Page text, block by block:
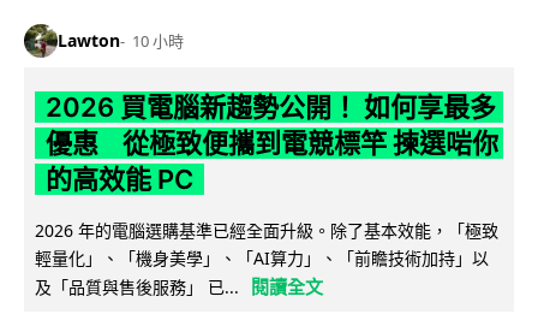
Lawton 10 小時
2026 買電腦新趨勢公開！ 如何享最多
優惠 從極致便攜到電競標竿 揀選啱你
的高效能 PC
2026 年的電腦選購基準已經全面升級。除了基本效能，「極致
輕量化」、「機身美學」、「AI算力」、「前瞻技術加持」以
及「品質與售後服務」 已...
閱讀全文